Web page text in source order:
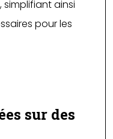
simplifiant ainsi
pour les
sur des